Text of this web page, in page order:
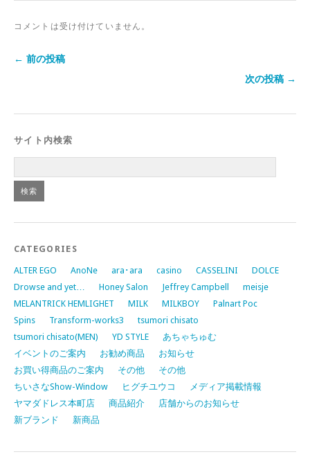
コメントは受け付けていません。
← 前の投稿
次の投稿 →
サイト内検索
CATEGORIES
ALTER EGO AnoNe ara･ara casino CASSELINI
DOLCE
Drowse and yet…
Honey Salon Jeffrey Campbell
meisje
MELANTRICK HEMLIGHET
MILK MILKBOY
Palnart Poc
Spins
Transform-works3
tsumori chisato
tsumori chisato(MEN)
YD STYLE
あちゃちゅむ
イベントのご案内
お勧め商品
お知らせ
お買い得商品のご案内
その他
その他
ちいさなShow-Window
ヒグチユウコ
メディア掲載情報
ヤマダドレス本町店
商品紹介
店舗からのお知らせ
新ブランド
新商品